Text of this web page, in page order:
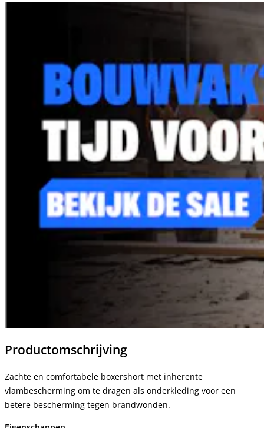
Productomschrijving
Zachte en comfortabele boxershort met inherente
vlambescherming om te dragen als onderkleding voor een
betere bescherming tegen brandwonden.